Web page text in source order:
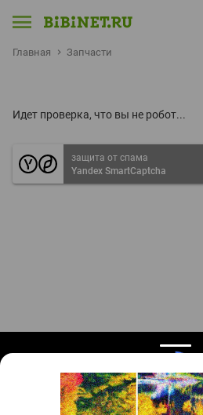
Главная Запчасти
Идет проверка, что вы не робот...
защита от спама
Yandex SmartCaptcha
Поиск запчастей О